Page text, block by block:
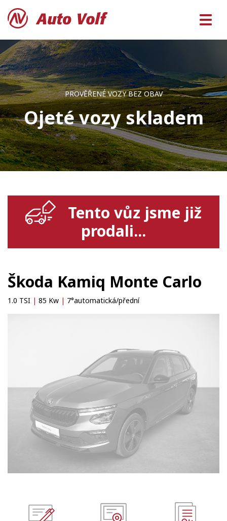
PROVĚŘENÉ VOZY BEZ OBAV
Ojeté vozy skladem
Tento vůz jsme již
prodali...
Škoda Kamiq Monte Carlo
1.0 TSI | 85 Kw | 7°automatická/přední